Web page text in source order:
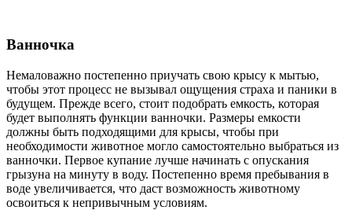
Ванночка
Немаловажно постепенно приучать свою крысу к мытью,
чтобы этот процесс не вызывал ощущения страха и паники в
будущем. Прежде всего, стоит подобрать емкость, которая
будет выполнять функции ванночки. Размеры емкости
должны быть подходящими для крысы, чтобы при
необходимости животное могло самостоятельно выбраться из
ванночки. Первое купание лучше начинать с опускания
грызуна на минуту в воду. Постепенно время пребывания в
воде увеличивается, что даст возможность животному
освоиться к непривычным условиям.